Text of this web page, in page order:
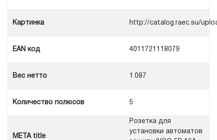
Картинка http://catalog.raec.su/
EAN код 4011721118079
Вес нетто 1.087
Количество полюсов 5
META title
Розетка для
установки автоматов